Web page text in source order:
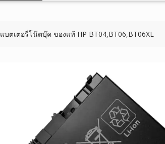
แบตเตอรี่โน๊ตบุ๊ค ของแท้ HP BT04,BT06,BT06XL